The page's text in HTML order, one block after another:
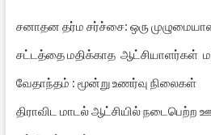
சனாதன தர்ம சர்ச்சை: ஒரு
சட்டத்தை மதிக்காத ஆட்சியாளர்கள்
வேதாந்தம் : மூன்று உணர்வு நிலைகள்
திராவிட மாடல் ஆட்சியில்